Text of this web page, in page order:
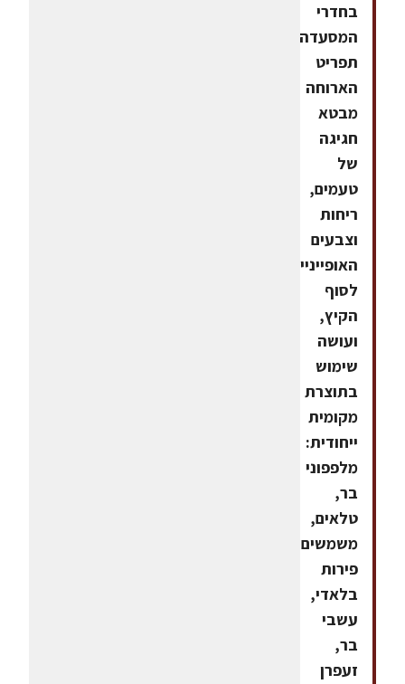
בחדרי
המסעדה.
תפריט
הארוחה
מבטא
חגיגה
של
טעמים,
ריחות
וצבעים
האופייניים
לסוף
הקיץ,
ועושה
שימוש
בתוצרת
מקומית
ייחודית:
מלפפוני
בר,
טלאים,
משמשים,
פירות
בלאדי,
עשבי
בר,
זעפרן